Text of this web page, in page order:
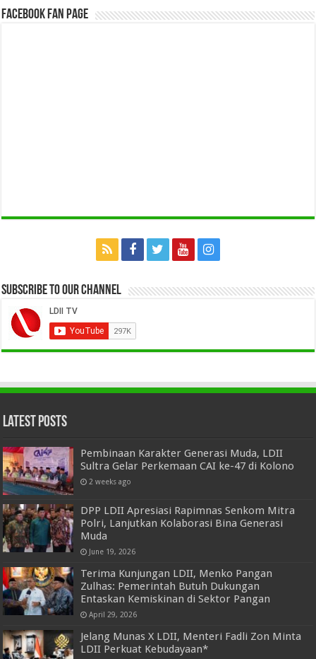
Facebook Fan Page
Subscribe to our Channel
Latest Posts
Pembinaan Karakter Generasi Muda, LDII
Sultra Gelar Perkemaan CAI ke-47 di Kolono
2 weeks ago
DPP LDII Apresiasi Rapimnas Senkom Mitra
Polri, Lanjutkan Kolaborasi Bina Generasi
Muda
June 19, 2026
Terima Kunjungan LDII, Menko Pangan
Zulhas: Pemerintah Butuh Dukungan
Entaskan Kemiskinan di Sektor Pangan
April 29, 2026
Jelang Munas X LDII, Menteri Fadli Zon Minta
LDII Perkuat Kebudayaan*